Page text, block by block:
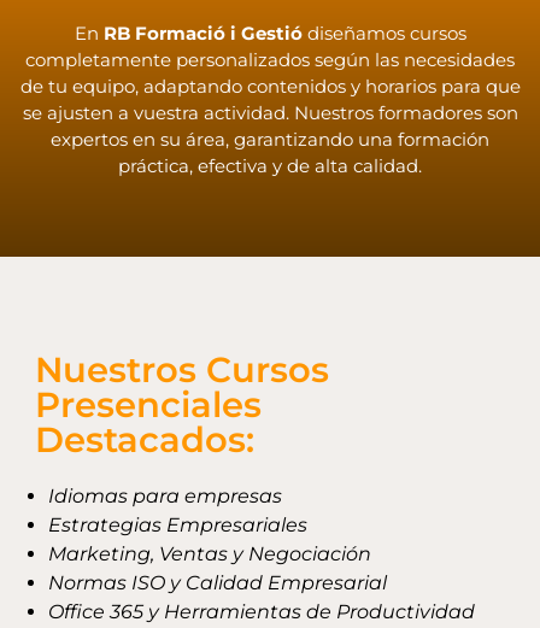
En RB Formació i Gestiódiseñamos cursos
completamente personalizados según las necesidades
de tu equipo, adaptando contenidos y horarios para que
se ajusten a vuestra actividad. Nuestros formadores son
expertos en su área, garantizando una formación
práctica, efectiva y de alta calidad.
Nuestros Cursos
Presenciales
Destacados:
Idiomas para empresas
Estrategias Empresariales
Marketing, Ventas y Negociación
Normas ISO y Calidad Empresarial
Office 365 y Herramientas de Productividad